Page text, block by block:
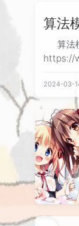
算法
算法
https://
<bits/
快，尽
2024-03-